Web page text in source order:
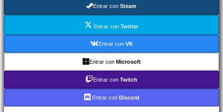
Juegos
Juegos
RPG
Entrar con Steam
Entrar con Twitter
Entrar con VK
Entrar con Microsoft
Entrar con Twitch
Entrar con Discord